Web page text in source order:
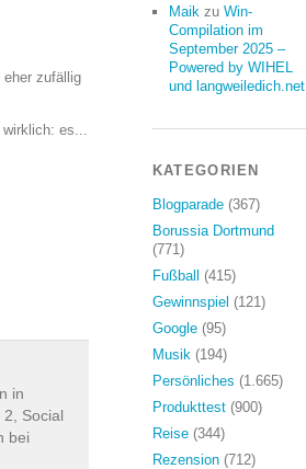
eher zufällig
wirklich: es...
in
Social
bei
Maik zu Win-
Compilation im
September 2025 –
Powered by WIHEL
und langweiledich.net
KATEGORIEN
Blogparade(367)
Borussia Dortmund
(771)
Fußball
(415)
Gewinnspiel (121)
Google(95)
Musik (194)
Persönliches (1.665)
Produkttest(900)
Reise(344)
Rezension(712)